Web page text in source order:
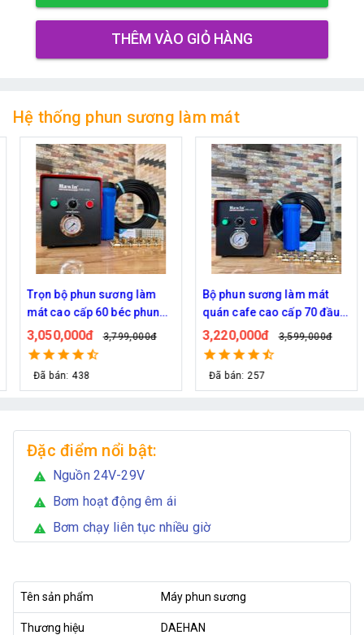
THÊM VÀO GIỎ HÀNG
Hệ thống phun sương làm mát
Trọn bộ phun sương làm
mát cao cấp 60 béc phun
bơm Hawin FOG-2703
3,050,000đ 3,799,000đ
Đã bán: 438
Bộ phun sương làm mát
quán cafe cao cấp 70 đầu
phun
3,220,000đ 3,599,000đ
Đã bán: 257
Đặc điểm nổi bật:
warning Nguồn 24V-29V
warning Bơm hoạt động êm ái
warning Bơm chạy liên tục nhiều giờ
Tên sản phẩm Máy phun sương
Thương hiệu DAEHAN